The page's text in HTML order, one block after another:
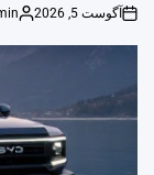
on
آگوست 5, 2026